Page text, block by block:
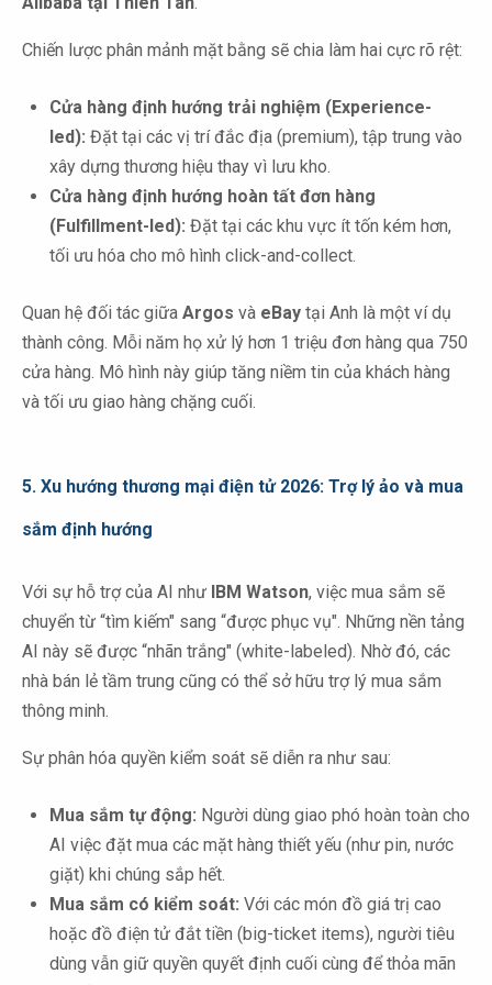
Chiến lược phân mảnh mặt bằng sẽ chia làm hai cực rõ rệt:
Cửa hàng định hướng trải nghiệm (Experience-
led): Đặt tại các vị trí đắc địa (premium), tập trung vào
xây dựng thương hiệu thay vì lưu kho.
Cửa hàng định hướng hoàn tất đơn hàng
(Fulfillment-led): Đặt tại các khu vực ít tốn kém hơn,
tối ưu hóa cho mô hình click-and-collect.
Quan hệ đối tác giữa Argos và eBay tại Anh là một ví dụ
thành công. Mỗi năm họ xử lý hơn 1 triệu đơn hàng qua 750
cửa hàng. Mô hình này giúp tăng niềm tin của khách hàng
và tối ưu giao hàng chặng cuối.
5. Xu hướng thương mại điện tử 2026: Trợ lý ảo và mua
sắm định hướng
Với sự hỗ trợ của AI như IBM Watson, việc mua sắm sẽ
chuyển từ “tìm kiếm" sang “được phục vụ". Những nền tảng
AI này sẽ được “nhãn trắng" (white-labeled). Nhờ đó, các
nhà bán lẻ tầm trung cũng có thể sở hữu trợ lý mua sắm
thông minh.
Sự phân hóa quyền kiểm soát sẽ diễn ra như sau:
Mua sắm tự động: Người dùng giao phó hoàn toàn cho
AI việc đặt mua các mặt hàng thiết yếu (như pin, nước
giặt) khi chúng sắp hết.
Mua sắm có kiểm soát: Với các món đồ giá trị cao
hoặc đồ điện tử đắt tiền (big-ticket items), người tiêu
dùng vẫn giữ quyền quyết định cuối cùng để thỏa mãn